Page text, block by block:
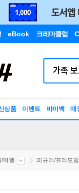
eBook 크레마클럽
상품 이벤트 바이백 매
/여행 피규어/프라모델